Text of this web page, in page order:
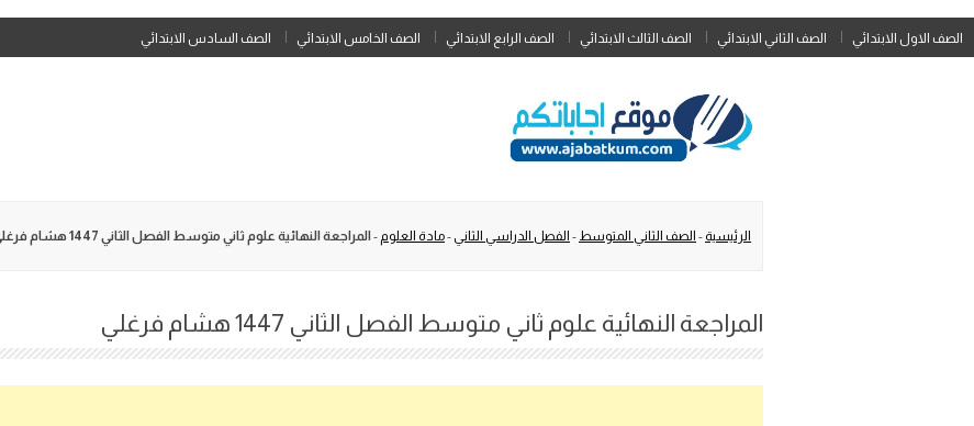
Skip
to
الصف الاول الابتدائي الصف الثاني الابتدائي الصف الثالث الابتدائي الصف الرابع الابتدائي الصف الخامس الابتدائي الصف السادس الابتدائي
الرئيسية - الصف الثاني المتوسط - الفصل الدراسي الثاني -مادة العلوم - المراجعة النهائية علوم ثاني متوسط الفصل الثاني 1447 هشام فرغلي
المراجعة النهائية علوم ثاني متوسط الفصل الثاني 1447 هشام فرغلي